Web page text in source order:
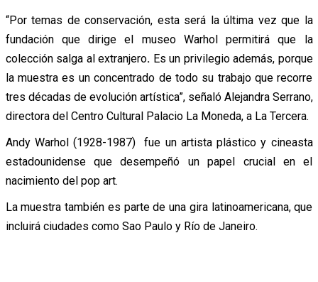
“Por temas de conservación, esta será la última vez que la
fundación que dirige el museo Warhol permitirá que la
colección salga al extranjero. Es un privilegio además, porque
la muestra es un concentrado de todo su trabajo que recorre
tres décadas de evolución artística”, señaló Alejandra Serrano,
directora del Centro Cultural Palacio La Moneda, a La Tercera.
Andy Warhol (1928-1987) fue un artista plástico y cineasta
estadounidense que desempeñó un papel crucial en el
nacimiento del pop art.
La muestra también es parte de una gira latinoamericana, que
incluirá ciudades como Sao Paulo y Río de Janeiro.